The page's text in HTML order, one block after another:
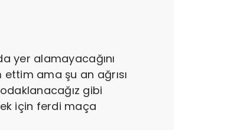
yer alamayacağını
ama şu an ağrısı
gibi
için ferdi maça